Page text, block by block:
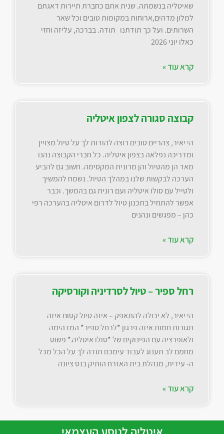
שאיטליה בנשמתה. שנית אתם כחברת תיירות דאגתם
למלון מדהים,ארוחות במקומות טובים וכל שאר
השרותים. ועל כך תודתנו תודה. בברכה, עליזה וחזי
כאלו יוני 2026
קרא עוד »
קבוצה סגורה לצפון איטליה
הי יאיר, צהריים טובים רוצה להודות לך על טיול מצויין
ומדריכה נפלאה בצפון איטליה. כל חברי הקבוצה נהנו
מאד הן מהטיול והן מרונית המקסימה. חשוב גם להביע
הערכה לבקשות שלנו במהלך הטיול. נשמח להמשיך
ולטייל עם סולו איטליה ועם רונית גם בהמשך. וכבר
אפשר להתחיל בתכנון טיול לדרום איטליה בהערכה רפי
כהן – מפגשים ונהנים
קרא עוד »
רחל ספיר – טיול לסרדיניה וקורסיקה
הי יאיר, לא יכולה להתאפק – איזה טיול קסום איזה
תגובות חמות איזה פרגון *לרחל ספיר* המדהימה
ולאופרציה עם הפינוקים של *סולו איטליה.* פשוט
מחמם לב תענוג לעבוד עימכם תודה לך על הכל מכל
ה- עידית, מנהלת בית האזרח הותיק בנס ציונה
קרא עוד »